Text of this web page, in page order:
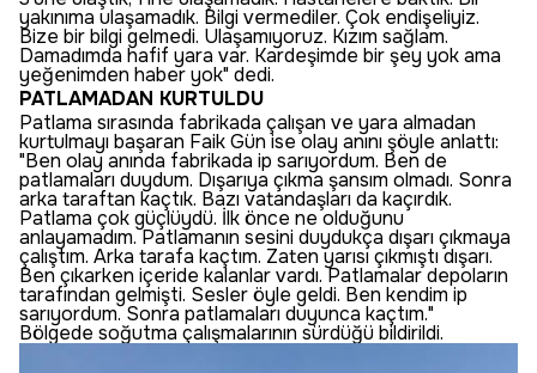
yakınıma ulaşamadık. Bilgi vermediler. Çok endişeliyiz.
Bize bir bilgi gelmedi. Ulaşamıyoruz. Kızım sağlam.
Damadımda hafif yara var. Kardeşimde bir şey yok ama
yeğenimden haber yok" dedi.
PATLAMADAN KURTULDU
Patlama sırasında fabrikada çalışan ve yara almadan
kurtulmayı başaran Faik Gün ise olay anını şöyle anlattı:
"Ben olay anında fabrikada ip sarıyordum. Ben de
patlamaları duydum. Dışarıya çıkma şansım olmadı. Sonra
arka taraftan kaçtık. Bazı vatandaşları da kaçırdık.
Patlama çok güçlüydü. İlk önce ne olduğunu
anlayamadım. Patlamanın sesini duydukça dışarı çıkmaya
çalıştım. Arka tarafa kaçtım. Zaten yarısı çıkmıştı dışarı.
Ben çıkarken içeride kalanlar vardı. Patlamalar depoların
tarafından gelmişti. Sesler öyle geldi. Ben kendim ip
sarıyordum. Sonra patlamaları duyunca kaçtım."
Bölgede soğutma çalışmalarının sürdüğü bildirildi.